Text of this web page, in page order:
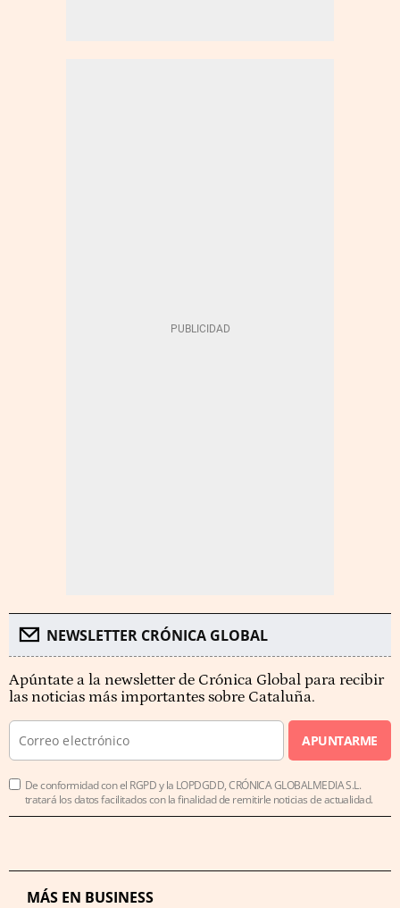
NEWSLETTER CRÓNICA GLOBAL
Apúntate a la newsletter de Crónica Global para recibir
las noticias más importantes sobre Cataluña.
APUNTARME
De conformidad con el RGPD y la LOPDGDD, CRÓNICA GLOBALMEDIA S.L.
tratará los datos facilitados con la finalidad de remitirle noticias de actualidad.
MÁS EN BUSINESS